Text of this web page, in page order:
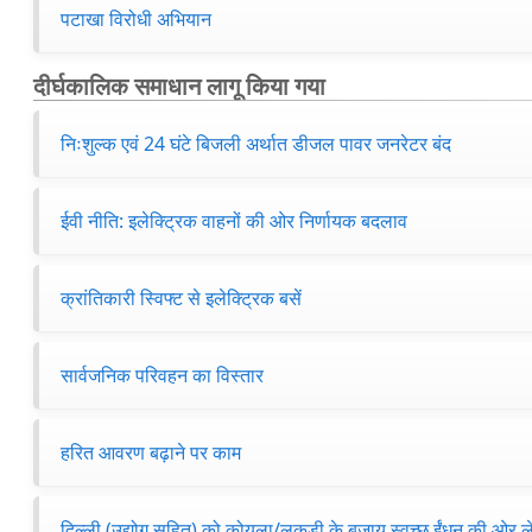
पटाखा विरोधी अभियान
दीर्घकालिक समाधान लागू किया गया
निःशुल्क एवं 24 घंटे बिजली अर्थात डीजल पावर जनरेटर बंद
ईवी नीति: इलेक्ट्रिक वाहनों की ओर निर्णायक बदलाव
क्रांतिकारी स्विफ्ट से इलेक्ट्रिक बसें
सार्वजनिक परिवहन का विस्तार
हरित आवरण बढ़ाने पर काम